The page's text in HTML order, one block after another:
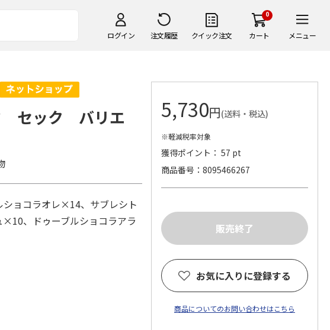
ログイン 注文履歴 クイック注文
0
カート メニュー
セック バリエ
ョコラオレ×14、サブレシト
、ドゥーブルショコラアラ
5,730円(送料・税込)
※軽減税率対象
獲得ポイント： 57 pt
商品番号
8095466267
お気に入りに登録する
商品についてのお問い合わせはこちら